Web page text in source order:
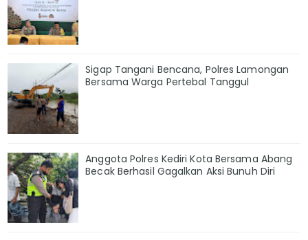
Sigap Tangani Bencana, Polres Lamongan
Bersama Warga Pertebal Tanggul
Anggota Polres Kediri Kota Bersama Abang
Becak Berhasil Gagalkan Aksi Bunuh Diri